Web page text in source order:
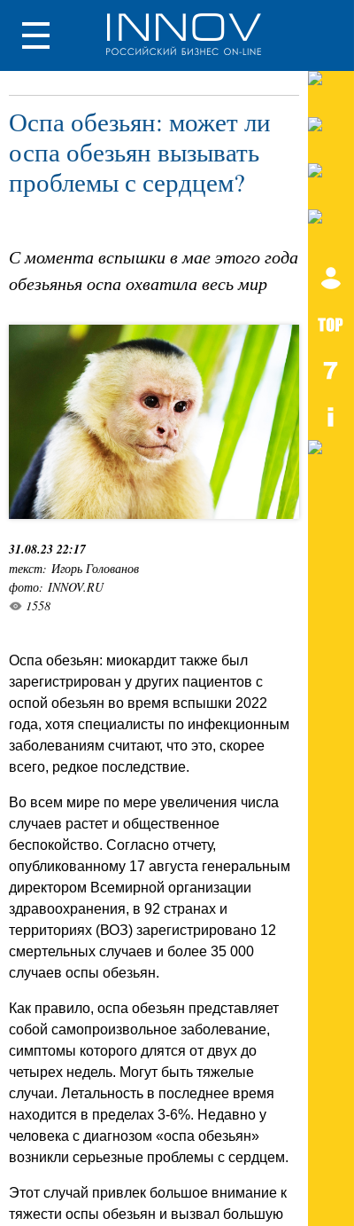
Оспа обезьян: может ли
оспа обезьян вызывать
проблемы с сердцем?
С момента вспышки в мае этого года
обезьянья оспа охватила весь мир
31.08.23 22:17
текст: Игорь Голованов
фото: INNOV.RU
1558
Оспа обезьян: миокардит также был
зарегистрирован у других пациентов с
оспой обезьян во время вспышки 2022
года, хотя специалисты по инфекционным
заболеваниям считают, что это, скорее
всего, редкое последствие.
Во всем мире по мере увеличения числа
случаев растет и общественное
беспокойство. Согласно отчету,
опубликованному 17 августа генеральным
директором Всемирной организации
здравоохранения, в 92 странах и
территориях (ВОЗ) зарегистрировано 12
смертельных случаев и более 35 000
случаев оспы обезьян.
Как правило, оспа обезьян представляет
собой самопроизвольное заболевание,
симптомы которого длятся от двух до
четырех недель. Могут быть тяжелые
случаи. Летальность в последнее время
находится в пределах 3-6%. Недавно у
человека с диагнозом «оспа обезьян»
возникли серьезные проблемы с сердцем.
Этот случай привлек большое внимание к
тяжести оспы обезьян и вызвал большую